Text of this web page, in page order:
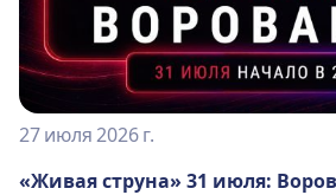
27 июля 2026 г.
«Живая струна» 31 июля: